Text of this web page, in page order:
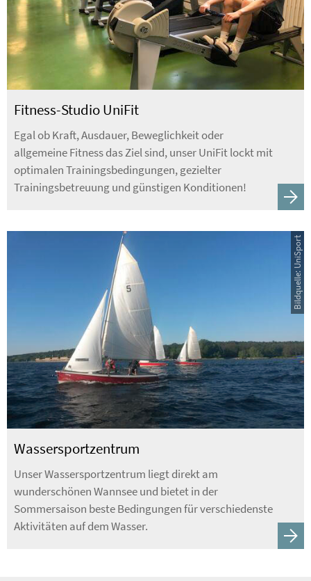
Fitness-Studio UniFit
Egal ob Kraft, Ausdauer, Beweglichkeit oder
allgemeine Fitness das Ziel sind, unser UniFit lockt mit
optimalen Trainingsbedingungen, gezielter
Trainingsbetreuung und günstigen Konditionen!
Wassersportzentrum
Unser Wassersportzentrum liegt direkt am
wunderschönen Wannsee und bietet in der
Sommersaison beste Bedingungen für verschiedenste
Aktivitäten auf dem Wasser.
Bildquelle: UniSport